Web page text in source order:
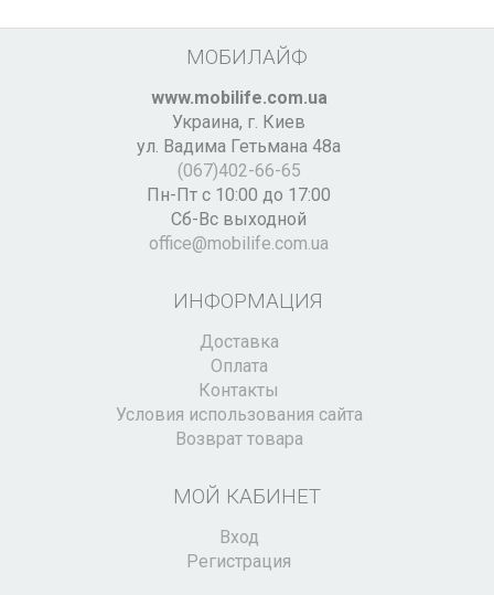
МОБИЛАЙФ
www.mobilife.com.ua
Украина, г. Киев
ул. Вадима Гетьмана 48а
(067)402-66-65
Пн-Пт с 10:00 до 17:00
Сб-Вс выходной
office@mobilife.com.ua
ИНФОРМАЦИЯ
Доставка
Оплата
Контакты
Условия использования сайта
Возврат товара
МОЙ КАБИНЕТ
Вход
Регистрация